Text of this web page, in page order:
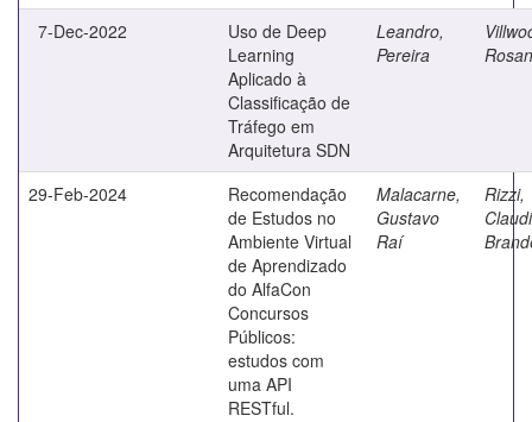
7-Dec-2022
Uso de Deep
Learning
Aplicado à
Classificação de
Tráfego em
Arquitetura SDN
Leandro,
Pereira
29-Feb-2024
Recomendação
de Estudos no
Ambiente Virtual
de Aprendizado
do AlfaCon
Concursos
Públicos:
estudos com
uma API
RESTful.
Malacarne,
Gustavo
Raí
Rizzi,